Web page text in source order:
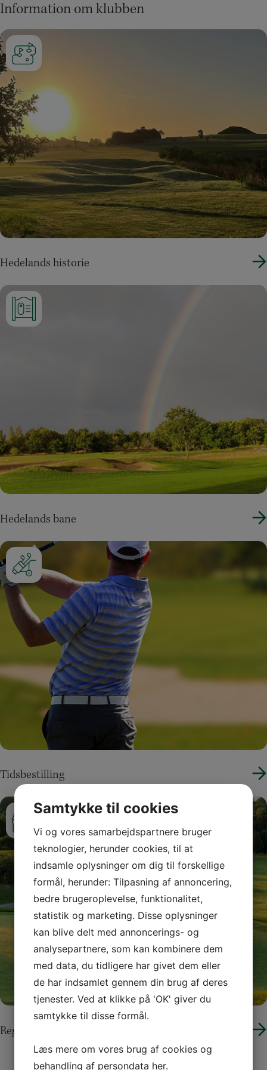
Information om klubben
Hedelands historie
Hedelands bane
Tidsbestilling
Regler & Etikette
Samtykke til cookies
Vi og vores samarbejdspartnere bruger
teknologier, herunder cookies, til at
indsamle oplysninger om dig til forskellige
formål, herunder: Tilpasning af annoncering,
bedre brugeroplevelse, funktionalitet,
statistik og marketing. Disse oplysninger
kan blive delt med annoncerings- og
analysepartnere, som kan kombinere dem
med data, du tidligere har givet dem eller
de har indsamlet gennem din brug af deres
tjenester. Ved at klikke på 'OK' giver du
samtykke til disse formål.
Læs mere om vores brug af cookies og
behandling af persondata her.